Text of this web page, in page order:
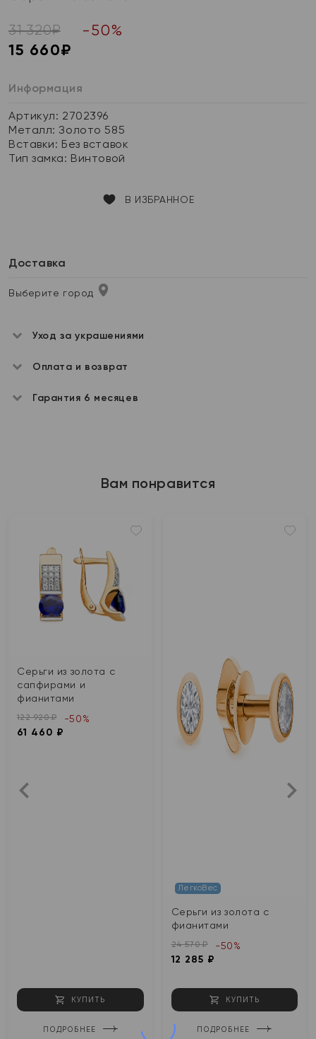
31 320₽ -50%
15 660₽
Информация
Артикул: 2702396
Металл:Золото 585
Вставки: Без вставок
Тип замка: Винтовой
В ИЗБРАННОЕ
Доставка
Выберите город
Уход за украшениями
Оплата и возврат
Гарантия 6 месяцев
Вам понравится
Серьги из золота с
сапфирами и
фианитами
122 920 ₽
61 460 ₽
-50%
КУПИТЬ
ПОДРОБНЕЕ
ЛегкоВес
Серьги из золота с
фианитами
24 570 ₽
12 285 ₽
-50%
КУПИТЬ
ПОДРОБНЕЕ